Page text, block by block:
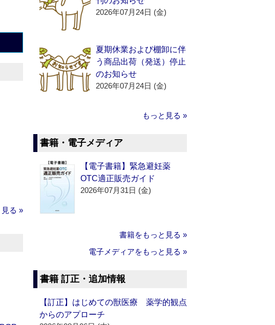
見る »
2026年07月24日 (金)
夏期休業および棚卸に伴
う商品出荷（発送）停止
のお知らせ
2026年07月24日 (金)
もっと見る »
書籍・電子メディア
【電子書籍】緊急避妊薬
OTC適正販売ガイド
2026年07月31日 (金)
書籍をもっと見る »
電子メディアをもっと見る »
書籍 訂正・追加情報
【訂正】はじめての獣医療 薬学的観点
からのアプローチ